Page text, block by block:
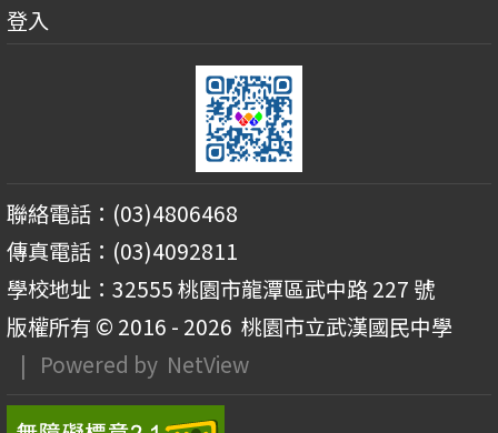
登入
聯絡電話：(03)4806468
傳真電話：(03)4092811
學校地址：32555 桃園市龍潭區武中路 227 號
版權所有 © 2016 - 2026 桃園市立武漢國民中學
| Powered by NetView